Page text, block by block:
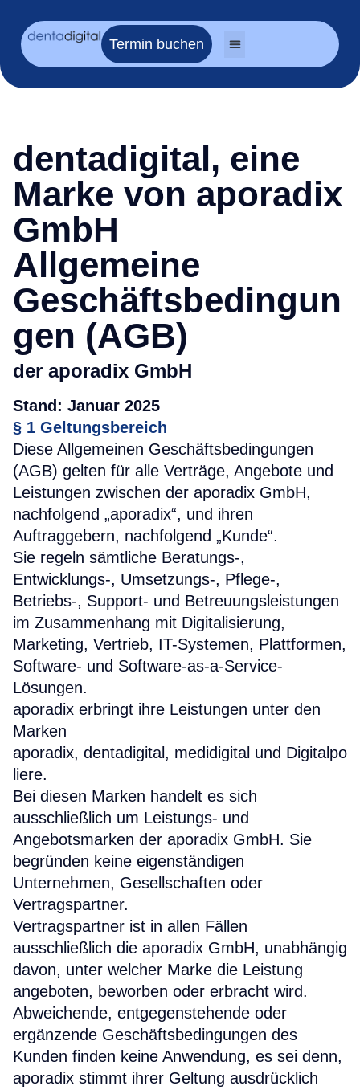
Termin buchen
dentadigital, eine
Marke von aporadix
GmbH
Allgemeine
Geschäftsbedingun
gen (AGB)
der aporadix GmbH
Stand: Januar 2025
§ 1 Geltungsbereich
Diese Allgemeinen Geschäftsbedingungen
(AGB) gelten für alle Verträge, Angebote und
Leistungen zwischen der aporadix GmbH,
nachfolgend „aporadix“, und ihren
Auftraggebern, nachfolgend „Kunde“.
Sie regeln sämtliche Beratungs-,
Entwicklungs-, Umsetzungs-, Pflege-,
Betriebs-, Support- und Betreuungsleistungen
im Zusammenhang mit Digitalisierung,
Marketing, Vertrieb, IT-Systemen, Plattformen,
Software- und Software-as-a-Service-
Lösungen.
aporadix erbringt ihre Leistungen unter den
Marken
aporadix, dentadigital, medidigital und Digitalpo
liere.
Bei diesen Marken handelt es sich
ausschließlich um Leistungs- und
Angebotsmarken der aporadix GmbH. Sie
begründen keine eigenständigen
Unternehmen, Gesellschaften oder
Vertragspartner.
Vertragspartner ist in allen Fällen
ausschließlich die aporadix GmbH, unabhängig
davon, unter welcher Marke die Leistung
angeboten, beworben oder erbracht wird.
Abweichende, entgegenstehende oder
ergänzende Geschäftsbedingungen des
Kunden finden keine Anwendung, es sei denn,
aporadix stimmt ihrer Geltung ausdrücklich